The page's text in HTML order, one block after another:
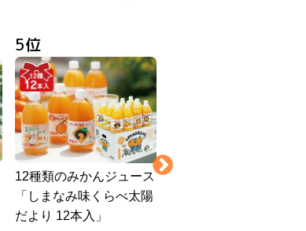
12種類のみかんジュース
「しまなみ味くらべ太陽
だより 12本入」
ハウスみかん1kg-家庭用